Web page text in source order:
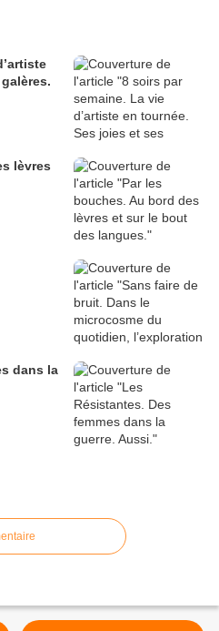
lèvres
dans la